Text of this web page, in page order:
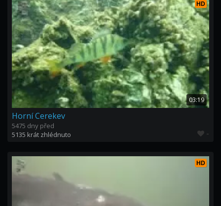
HD
03:19
Horní Cerekev
5475 dny před
5135 krát zhlédnuto
-
HD